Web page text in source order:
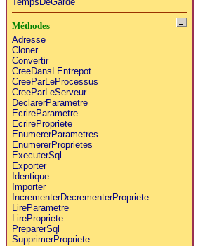
Méthodes
Adresse
Cloner
Convertir
CreeDansLEntrepot
CreeParLeProcessus
CreeParLeServeur
DeclarerParametre
EcrireParametre
EcrirePropriete
EnumererParametres
EnumererProprietes
ExecuterSql
Exporter
Identique
Importer
IncrementerDecrementerPropriete
LireParametre
LirePropriete
PreparerSql
SupprimerPropriete